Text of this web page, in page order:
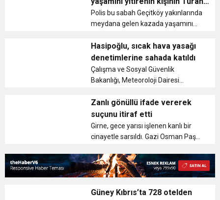
bir ailenin açlık sınırı 45 ...
Obalı olduğu açıklandı
Polis bu sabah Geçitköy yakınlarında
meydana gelen kazada yaşamını
araç sürücüsü Çamlıbel’de sakin
Turan Obalı (E-85) olduğunu
açıkladı. Polis Basın Subaylığ...
Hasipoğlu, sıcak hava yasağı
denetimlerine sahada katıldı
Çalışma ve Sosyal Güvenlik
Bakanlığı, Meteoroloji Dairesi
sıcaklığı uyarıları doğrultusunda,
çalışanların sağlık ve güvenliğini
korumak amacıyla 05 Ağustos–15
Ağustos 20...
Zanlı gönüllü ifade vererek
suçunu itiraf etti
Girne, gece yarısı işlenen kanlı bir
cinayetle sarsıldı. Gazi Osman Paşa
ardından kaçmaya çalışan
Bangladeş, Türkmenistan,
Azerbaycan ve Türkiye Cumhuriyeti
vatanda...
Güney Kıbrıs’ta 728 otelden